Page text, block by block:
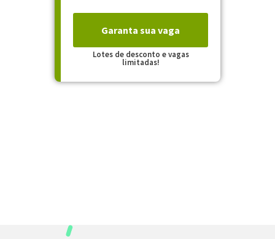
Garanta sua vaga
Lotes de desconto e vagas
limitadas!